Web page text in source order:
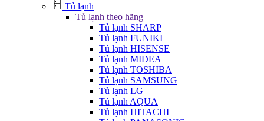
Tủ lạnh
Tủ lạnh theo hãng
Tủ lạnh SHARP
Tủ lạnh FUNIKI
Tủ lạnh HISENSE
Tủ lạnh MIDEA
Tủ lạnh TOSHIBA
Tủ lạnh SAMSUNG
Tủ lạnh LG
Tủ lạnh AQUA
Tủ lạnh HITACHI